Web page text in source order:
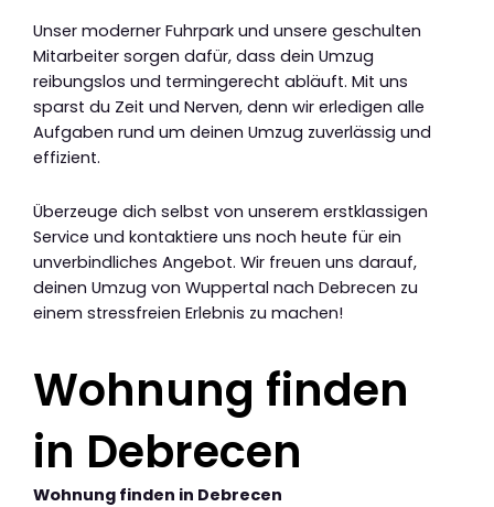
Unser moderner Fuhrpark und unsere geschulten
Mitarbeiter sorgen dafür, dass dein Umzug
reibungslos und termingerecht abläuft. Mit uns
sparst du Zeit und Nerven, denn wir erledigen alle
Aufgaben rund um deinen Umzug zuverlässig und
effizient.
Überzeuge dich selbst von unserem erstklassigen
Service und kontaktiere uns noch heute für ein
unverbindliches Angebot. Wir freuen uns darauf,
deinen Umzug von Wuppertal nach Debrecen zu
einem stressfreien Erlebnis zu machen!
Wohnung finden
in Debrecen
Wohnung finden in Debrecen